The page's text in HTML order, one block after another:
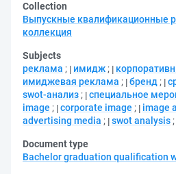
Collection
Выпускные квалификационные
коллекция
Subjects
реклама ; имидж ;
имиджевая реклама ; бренд ;
swot-анализ ; специальное
image ; corporate image ; image
advertising media ; swot analysis ;
Document type
Bachelor graduation qualification